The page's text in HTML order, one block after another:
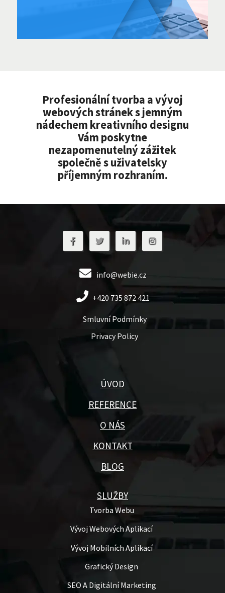
Profesionální tvorba a vývoj
webových stránek s jemným
nádechem kreativního designu
Vám poskytne
nezapomenutelný zážitek
společně s uživatelsky
příjemným rozhraním.
info@webie.cz
+420 735 872 421
Smluvní Podmínky
Privacy Policy
ÚVOD
REFERENCE
O NÁS
KONTAKT
BLOG
SLUŽBY
Tvorba Webu
Vývoj Webových Aplikací
Vývoj Mobilních Aplikací
Grafický Design
SEO A Digitální Marketing